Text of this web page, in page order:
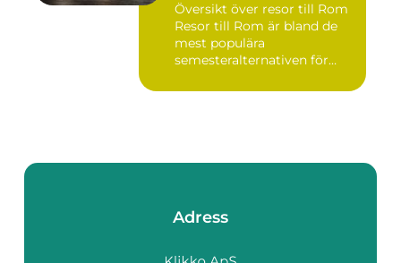
Översikt över resor till Rom
Resor till Rom är bland de
mest populära
semesteralternativen för
Adress